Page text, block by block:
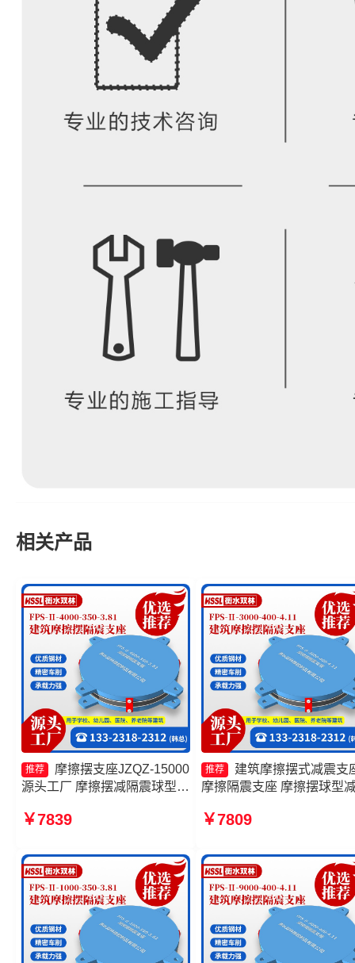
相关产品
推荐
摩擦摆支座JZQZ-15000
源头工厂 摩擦摆减隔震球型支
摩擦摆式橡胶隔震支座
￥7839
推荐
建筑摩擦摆式减震支
摩擦隔震支座 摩擦摆球型
座FPS-Ⅱ-8000-200厂家
￥7809